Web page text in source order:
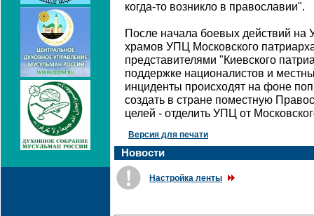
когда-то возникло в православии".
После начала боевых действий на
храмов УПЦ Московского
представителями "Киевского
поддержке националистов и
инциденты происходят на фоне
создать в стране поместную
целей - отделить УПЦ от
Версия для печати
Новости
Настройка ленты